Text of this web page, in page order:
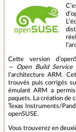
Cette version
— Open Build
l’architecture ARM.
trouvés puis corrigés
émulant ARM a
paquets. La création de
Texas Instruments/
openSUSE.
Vous trouverez en